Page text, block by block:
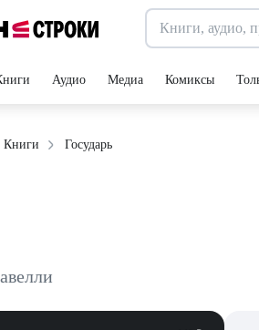
Аудио Медиа Комиксы
Книги Государь